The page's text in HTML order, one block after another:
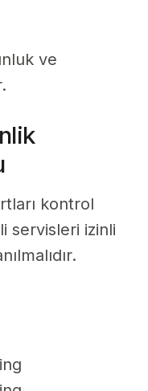
ve
kontrol
servisleri izinli